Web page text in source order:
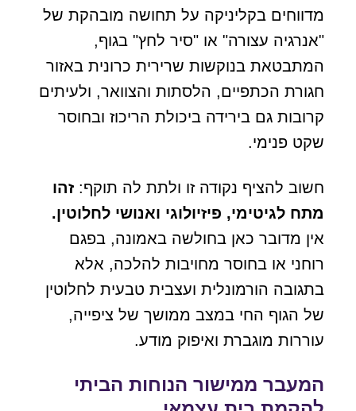
מדווחים בקליניקה על תחושה מובהקת של
"אנרגיה עצורה" או "סיר לחץ" בגוף,
המתבטאת בנוקשות שרירית כרונית באזור
חגורת הכתפיים, הלסתות והצוואר, ולעיתים
קרובות גם בירידה ביכולת הריכוז ובחוסר
שקט פנימי.
חשוב להציף נקודה זו ולתת לה תוקף: זהו
מתח לגיטימי, פיזיולוגי ואנושי לחלוטין.
אין מדובר כאן בחולשה באמונה, בפגם
רוחני או בחוסר מחויבות להלכה, אלא
בתגובה הורמונלית ועצבית טבעית לחלוטין
של הגוף החי במצב ממושך של ציפייה,
עוררות מוגברת ואיפוק מודע.
המעבר ממישור הנוחות הביתי